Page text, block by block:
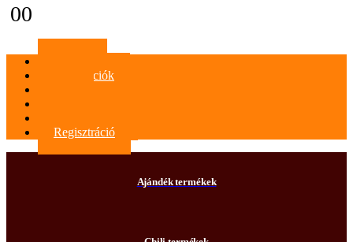
00
Információk
Regisztráció
Ajándék termékek